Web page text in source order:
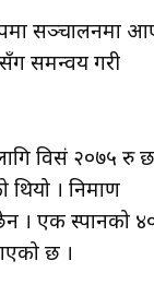
सञ्चालनमा
समन्वय गरी
विसं २०७५ रु छ
। निर्माण
। एक स्पानको
छ ।